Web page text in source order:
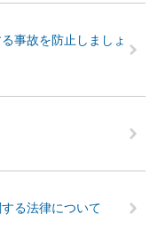
事故を防止しましょ
る法律について